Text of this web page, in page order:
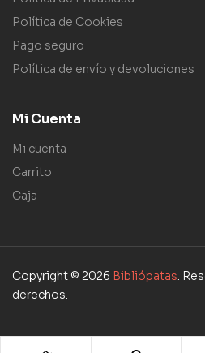
Política de Cookies
Pago seguro
Política de envío y devoluciones
Mi Cuenta
Mi cuenta
Carrito
Caja
Copyright © 2026 Bibliópatas.
derechos.